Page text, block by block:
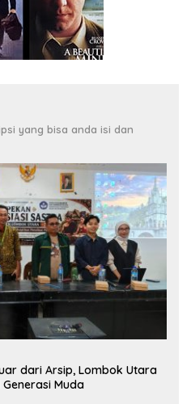
yang bisa anda isi dan
dari Arsip, Lombok Utara
Muda